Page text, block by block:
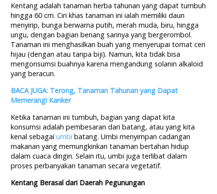
Kentang adalah tanaman herba tahunan yang dapat tumbuh
hingga 60 cm. Ciri khas tanaman ini ialah memiliki daun
menyirip, bunga berwarna putih, merah muda, biru, hingga
ungu, dengan bagian benang sarinya yang bergerombol.
Tanaman ini menghasilkan buah yang menyerupai tomat ceri
hijau (dengan atau tanpa biji). Namun, kita tidak bisa
mengonsumsi buahnya karena mengandung solanin alkaloid
yang beracun.
BACA JUGA: Terong, Tanaman Tahunan yang Dapat
Memerangi Kanker
Ketika tanaman ini tumbuh, bagian yang dapat kita
konsumsi adalah pembesaran dari batang, atau yang kita
kenal sebagaiumbi batang. Umbi menyimpan cadangan
makanan yang memungkinkan tanaman bertahan hidup
dalam cuaca dingin. Selain itu, umbi juga terlibat dalam
proses perbanyakan tanaman secara vegetatif.
Kentang Berasal dari Daerah Pegunungan